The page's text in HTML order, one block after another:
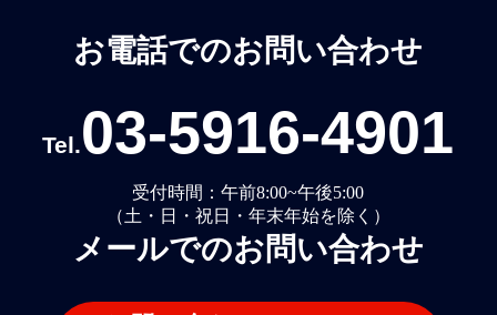
お電話でのお問い合わせ
Tel.03-5916-4901
受付時間：午前8:00~午後5:00
（土・日・祝日・年末年始を除く）
メールでのお問い合わせ